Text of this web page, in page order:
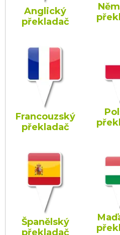
Anglický
překladač
Francouzský
překladač
Španělský
překladač